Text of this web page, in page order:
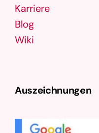
Karriere
Blog
Wiki
Auszeichnungen